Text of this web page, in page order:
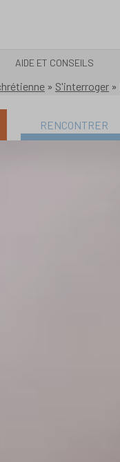
AIDE ET CONSEILS
» S'interroger »
RENCONTRER